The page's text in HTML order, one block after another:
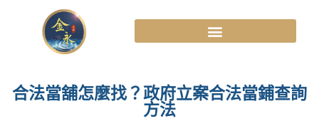
合法當舖怎麼找？政府立案合法當鋪查詢
方法